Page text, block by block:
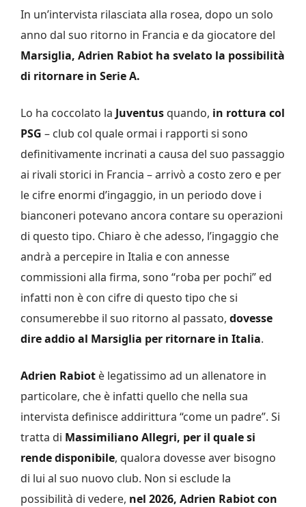
In un’intervista rilasciata alla rosea, dopo un solo
anno dal suo ritorno in Francia e da giocatore del
Marsiglia, Adrien Rabiot ha svelato la possibilità
di ritornare in Serie A.
Lo ha coccolato la Juventus quando, in rottura col
PSG – club col quale ormai i rapporti si sono
definitivamente incrinati a causa del suo passaggio
ai rivali storici in Francia – arrivò a costo zero e per
le cifre enormi d’ingaggio, in un periodo dove i
bianconeri potevano ancora contare su operazioni
di questo tipo. Chiaro è che adesso, l’ingaggio che
andrà a percepire in Italia e con annesse
commissioni alla firma, sono “roba per pochi” ed
infatti non è con cifre di questo tipo che si
consumerebbe il suo ritorno al passato, dovesse
dire addio al Marsiglia per ritornare in Italia.
Adrien Rabiot è legatissimo ad un allenatore in
particolare, che è infatti quello che nella sua
intervista definisce addirittura “come un padre”. Si
tratta di Massimiliano Allegri, per il quale si
rende disponibile, qualora dovesse aver bisogno
di lui al suo nuovo club. Non si esclude la
possibilità di vedere, nel 2026, Adrien Rabiot con